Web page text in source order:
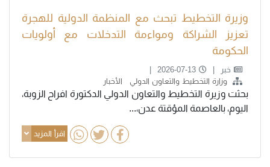
وزيرة التخطيط تبحث مع المنظمة الدولية للهجرة
تعزيز الشراكة ومواءمة التدخلات مع أولويات
الحكومة
خبر
2026-07-13
وزارة التخطيط والتعاون الدولي
الأخبار
بحثت وزيرة التخطيط والتعاون الدولي الدكتورة افراح الزوبة،
اليوم، بالعاصمة المؤقتة عدن،...
اقرأ المزيد